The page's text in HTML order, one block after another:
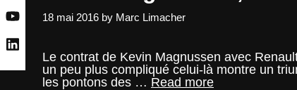
18 mai 2016 by Marc Limacher
Le contrat de Kevin Magnussen avec
un peu plus compliqué celui-là montre un
les pontons des … Read moreKevin